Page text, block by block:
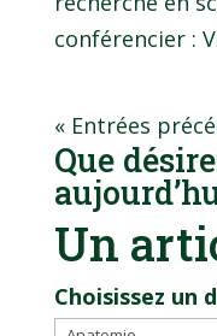
conférencier :
« Entrées
Que
Un
Choisissez un